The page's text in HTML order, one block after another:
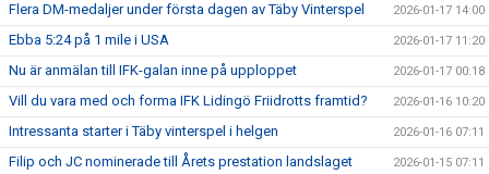
Flera DM-medaljer under första dagen av Täby Vinterspel 2026-01-17 14:00
Ebba 5:24 på 1 mile i USA 2026-01-17 11:20
Nu är anmälan till IFK-galan inne på upploppet 2026-01-17 00:18
Vill du vara med och forma IFK Lidingö Friidrotts framtid? 2026-01-16 10:20
Intressanta starter i Täby vinterspel i helgen 2026-01-16 07:11
Filip och JC nominerade till Årets prestation landslaget 2026-01-15 07:11